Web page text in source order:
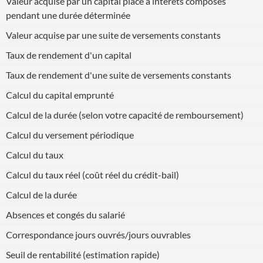
pendant une durée déterminée
Valeur acquise par une suite de versements constants
Taux de rendement d'un capital
Taux de rendement d'une suite de versements constants
Calcul du capital emprunté
Calcul de la durée (selon votre capacité de remboursement)
Calcul du versement périodique
Calcul du taux
Calcul du taux réel (coût réel du crédit-bail)
Calcul de la durée
Absences et congés du salarié
Correspondance jours ouvrés/jours ouvrables
Seuil de rentabilité (estimation rapide)